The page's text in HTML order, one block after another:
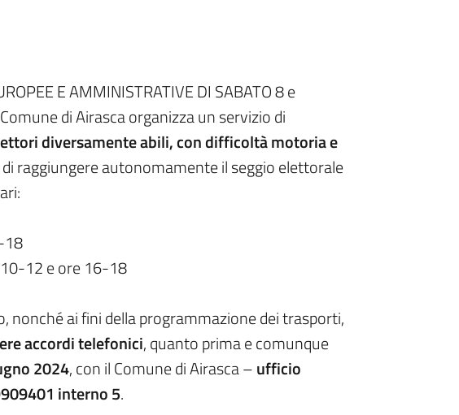
E AMMINISTRATIVE DI SABATO 8 e
di Airasca organizza un servizio di
diversamente abili, con difficoltà motoria e
raggiungere autonomamente il seggio elettorale
18
10-12 e ore 16-18
nonché ai fini della programmazione dei trasporti,
accordi telefonici, quanto prima e comunque
2024, con il Comune di Airasca –ufficio
interno 5.